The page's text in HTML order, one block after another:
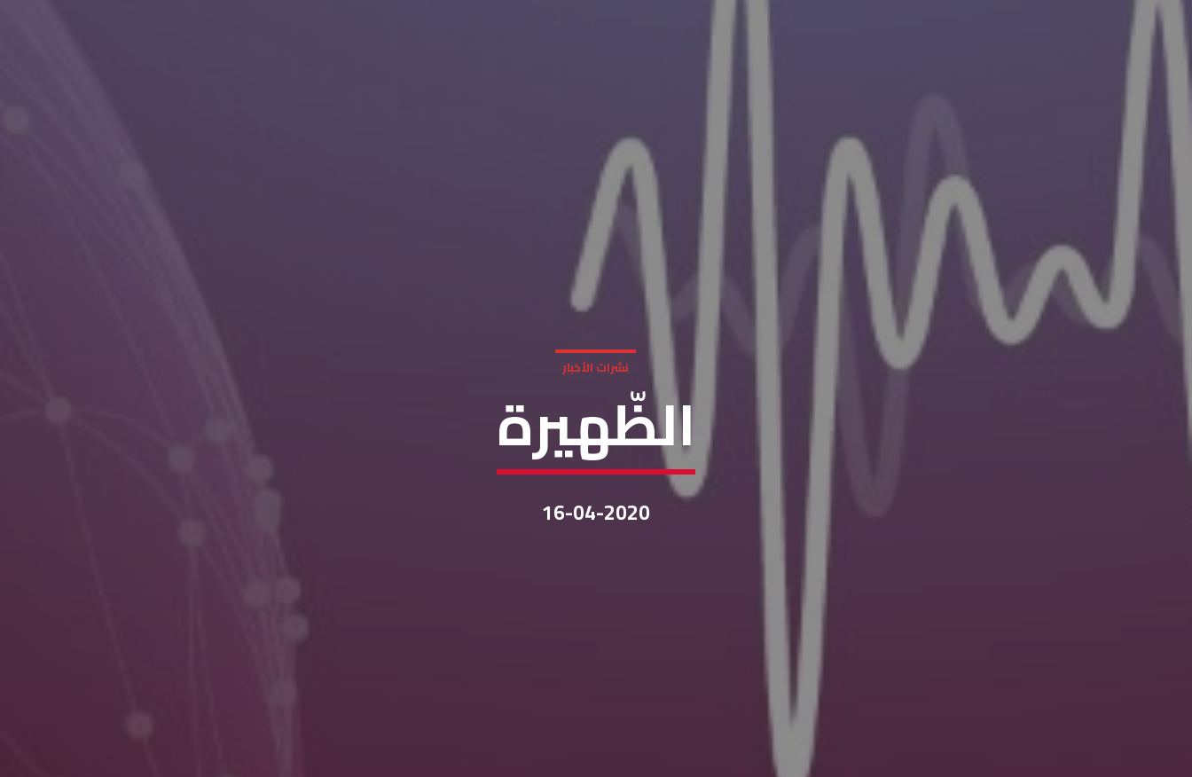
نشرات الأخبار
الظّهيرة
16-04-2020